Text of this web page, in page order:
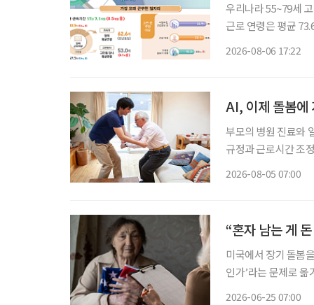
우리나라 55~79세
근로 연령은 평균
2026-08-06 17:22
AI, 이제 돌봄에
부모의 병원 진료와
규정과 근로시간 조
2026-08-05 07:00
“혼자 남는 게
미국에서 장기 돌봄
인가’라는 문제로 옮겨가고 있다
2026-06-25 07:00